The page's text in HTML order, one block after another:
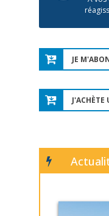
JE
J'ACHÈTE